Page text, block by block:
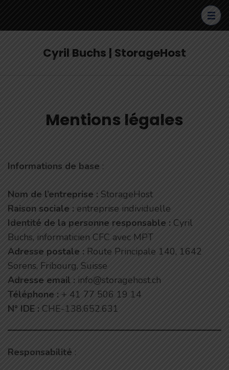
Cyril Buchs | StorageHost
Mentions légales
Informations de base :
Nom de l’entreprise : StorageHost
Raison sociale : entreprise individuelle
Identité de la personne responsable : Cyril
Buchs, informaticien CFC avec MPT
Adresse postale : Route Principale 140, 1642
Sorens, Fribourg, Suisse
Adresse email : info@storagehost.ch
Téléphone : + 41 77 506 19 14
N° IDE : CHE-138.652.631
Responsabilité :